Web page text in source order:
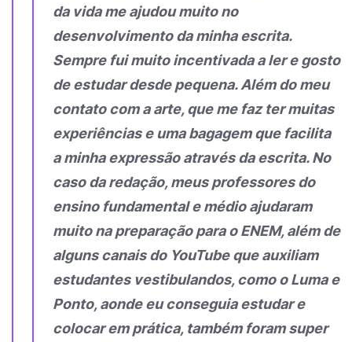
da vida me ajudou muito no
desenvolvimento da minha escrita.
Sempre fui muito incentivada a ler e gosto
de estudar desde pequena. Além do meu
contato com a arte, que me faz ter muitas
experiências e uma bagagem que facilita
a minha expressão através da escrita. No
caso da redação, meus professores do
ensino fundamental e médio ajudaram
muito na preparação para o ENEM, além de
alguns canais do YouTube que auxiliam
estudantes vestibulandos, como o Luma e
Ponto, aonde eu conseguia estudar e
colocar em prática, também foram super